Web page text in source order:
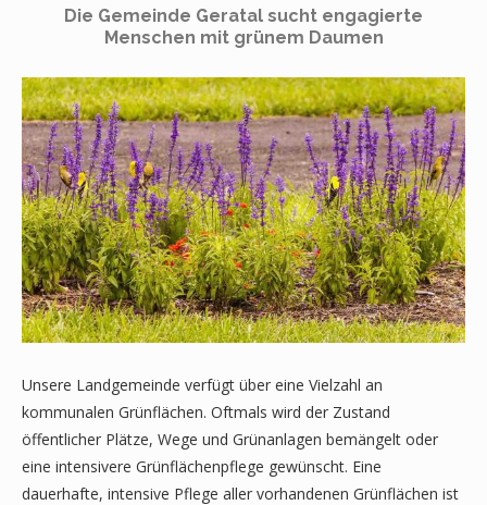
Die Gemeinde Geratal sucht engagierte
Menschen mit grünem Daumen
Unsere Landgemeinde verfügt über eine Vielzahl an
kommunalen Grünflächen. Oftmals wird der Zustand
öffentlicher Plätze, Wege und Grünanlagen bemängelt oder
eine intensivere Grünflächenpflege gewünscht. Eine
dauerhafte, intensive Pflege aller vorhandenen Grünflächen ist